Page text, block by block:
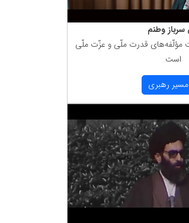
وطنم
مؤلّفه‌های قدرت ملّی و عزّت ملّی
است
رهبری